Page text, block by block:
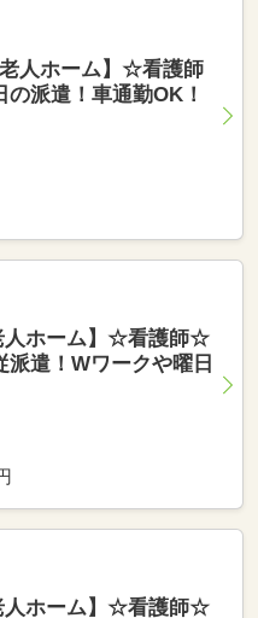
老人ホーム】☆看護師
派遣！車通勤OK！
人ホーム】☆看護師☆
遣！Wワークや曜日
人ホーム】☆看護師☆